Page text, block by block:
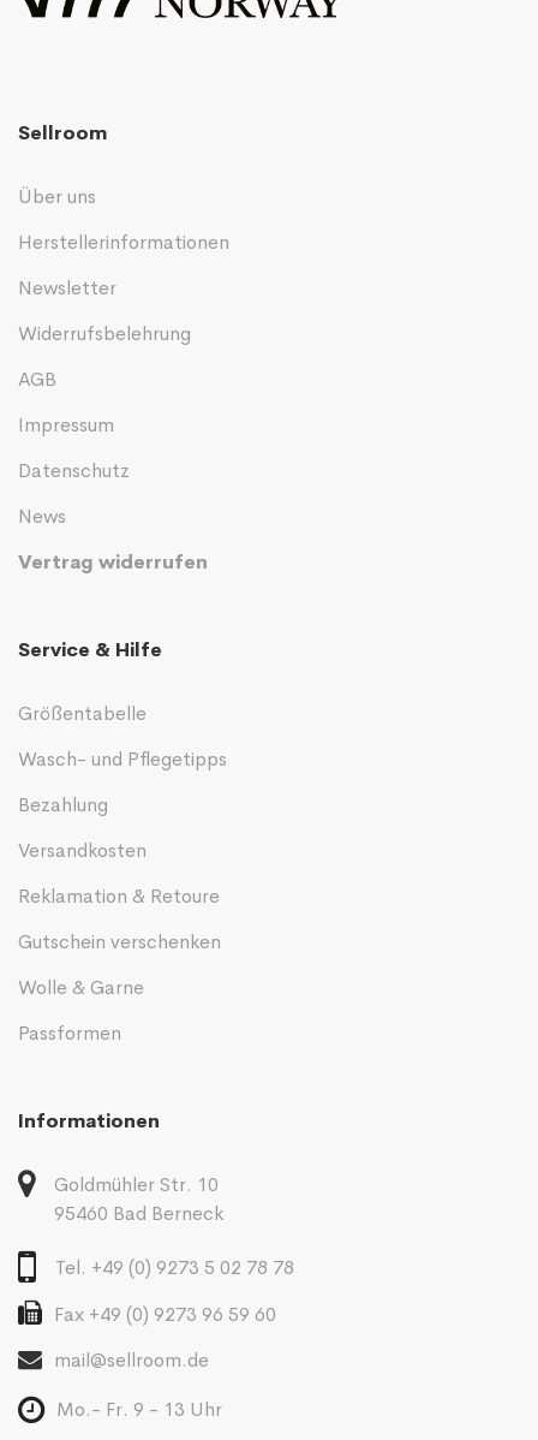
Sellroom
Über uns
Herstellerinformationen
Newsletter
Widerrufsbelehrung
AGB
Impressum
Datenschutz
News
Vertrag widerrufen
Service & Hilfe
Größentabelle
Wasch- und Pflegetipps
Bezahlung
Versandkosten
Reklamation & Retoure
Gutschein verschenken
Wolle & Garne
Passformen
Informationen
Goldmühler Str. 10
95460 Bad Berneck
Tel. +49 (0) 9273 5 02 78 78
Fax +49 (0) 9273 96 59 60
mail@sellroom.de
Mo.- Fr. 9 - 13 Uhr